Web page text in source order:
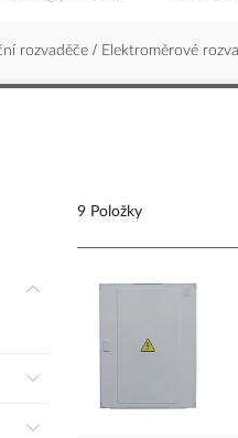
rozvaděče Elektroměrové
9 Položky